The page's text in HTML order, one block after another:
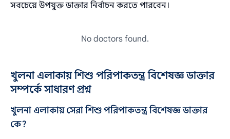
সবচেয়ে উপযুক্ত ডাক্তার নির্বাচন করতে পারবেন।
No doctors found.
খুলনা এলাকায় শিশু পরিপাকতন্ত্র বিশেষজ্ঞ ডাক্তার
সম্পর্কে সাধারণ প্রশ্ন
খুলনা এলাকায় সেরা শিশু পরিপাকতন্ত্র বিশেষজ্ঞ ডাক্তার
কে?